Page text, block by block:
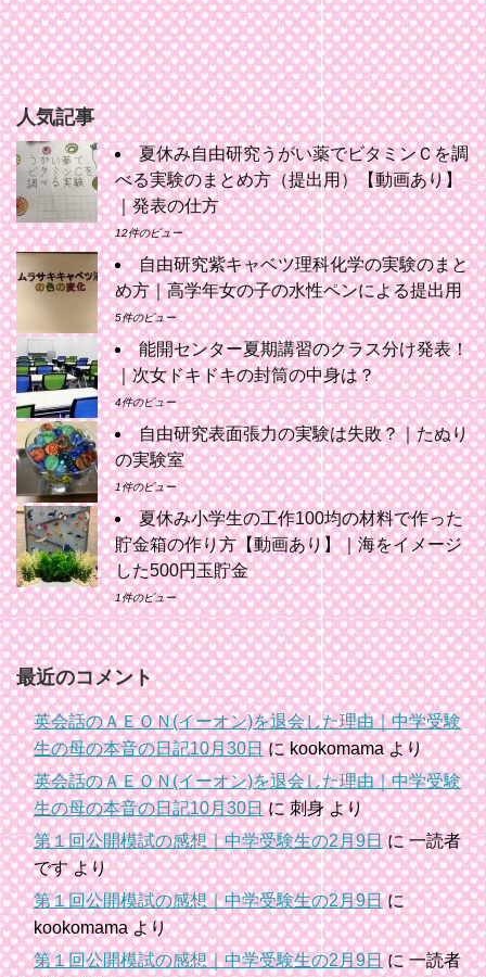
人気記事
夏休み自由研究うがい薬でビタミンＣを調
べる実験のまとめ方（提出用）【動画あり】
｜発表の仕方
12件のビュー
自由研究紫キャベツ理科化学の実験のまと
め方｜高学年女の子の水性ペンによる提出用
5件のビュー
能開センター夏期講習のクラス分け発表！
｜次女ドキドキの封筒の中身は？
4件のビュー
自由研究表面張力の実験は失敗？｜たぬり
の実験室
1件のビュー
夏休み小学生の工作100均の材料で作った
貯金箱の作り方【動画あり】｜海をイメージ
した500円玉貯金
1件のビュー
最近のコメント
英会話のＡＥＯＮ(イーオン)を退会した理由｜中学受験
生の母の本音の日記10月30日にkookomamaより
英会話のＡＥＯＮ(イーオン)を退会した理由｜中学受験
生の母の本音の日記10月30日に刺身より
第１回公開模試の感想｜中学受験生の2月9日に一読者
ですより
第１回公開模試の感想｜中学受験生の2月9日に
kookomamaより
第１回公開模試の感想｜中学受験生の2月9日に一読者